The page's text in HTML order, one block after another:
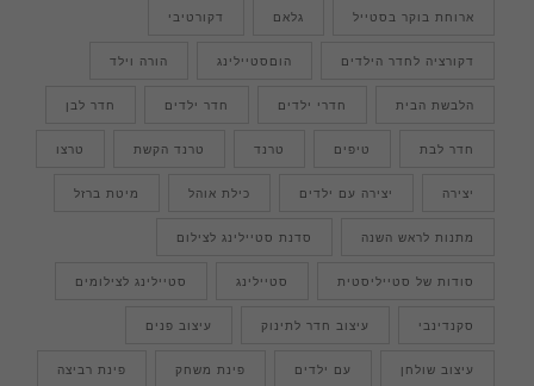
ארוחת בוקר בסטייל גלאם דקורטיבי
דקורציה לחדר הילדים הוםסטיילינג הורה וילד
הלבשת הבית חדרי ילדים חדר ילדים חדר לבן
חדר לבת טיפים טרנד טרנד הקשת טרצו
יצירה יצירה עם ילדים כילת אוהל מיטת ברזל
מתנות לראש השנה סדנת סטיילינג לצילום
סודות של סטייליסטית סטיילינג סטיילינג לצילומים
סקנדינבי עיצוב חדר לתינוק עיצוב פנים
עיצוב שולחן עם ילדים פינת משחק פינת רביצה